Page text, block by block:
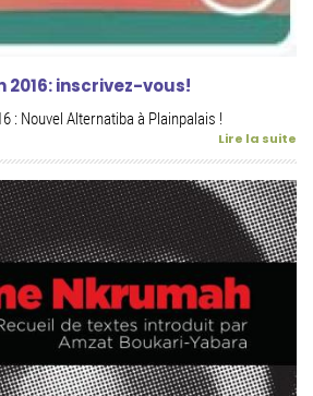
inscrivez-vous!
: Nouvel Alternatiba à Plainpalais !
Lire la suite